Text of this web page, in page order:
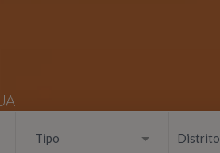
Tipo Distrito